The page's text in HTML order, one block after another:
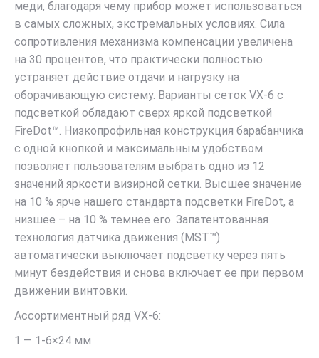
меди, благодаря чему прибор может использоваться
в самых сложных, экстремальных условиях. Сила
сопротивления механизма компенсации увеличена
на 30 процентов, что практически полностью
устраняет действие отдачи и нагрузку на
оборачивающую систему. Варианты сеток VX-6 с
подсветкой обладают сверх яркой подсветкой
FireDot™. Низкопрофильная конструкция барабанчика
с одной кнопкой и максимальным удобством
позволяет пользователям выбрать одно из 12
значений яркости визирной сетки. Высшее значение
на 10 % ярче нашего стандарта подсветки FireDot, а
низшее – на 10 % темнее его. Запатентованная
технология датчика движения (MST™)
автоматически выключает подсветку через пять
минут бездействия и снова включает ее при первом
движении винтовки.
Ассортиментный ряд VX-6:
1 — 1-6×24 мм